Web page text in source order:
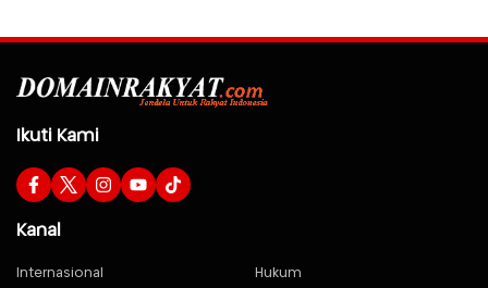
Ikuti Kami
Kanal
Internasional
Hukum